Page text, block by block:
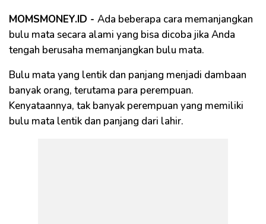
MOMSMONEY.ID - Ada beberapa cara memanjangkan
bulu mata secara alami yang bisa dicoba jika Anda
tengah berusaha memanjangkan bulu mata.
Bulu mata yang lentik dan panjang menjadi dambaan
banyak orang, terutama para perempuan.
Kenyataannya, tak banyak perempuan yang memiliki
bulu mata lentik dan panjang dari lahir.